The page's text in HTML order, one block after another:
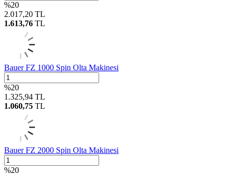
%20
2.017,20 TL
1.613,76 TL
Bauer FZ 1000 Spin Olta Makinesi
%20
1.325,94 TL
1.060,75 TL
Bauer FZ 2000 Spin Olta Makinesi
%20